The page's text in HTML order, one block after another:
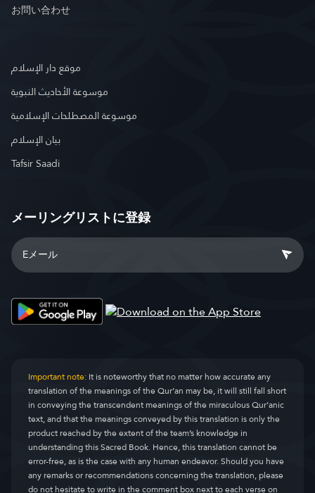
お問い合わせ
موقع دار الإسلام
موسوعة الأحاديث النبوية
موسوعة المصطلحات الإسلامية
بيان الإسلام
Tafsir Saadi
メーリングリストに登録
Important note:It is noteworthy that no matter how accurate any
translation of the meanings of the Qur’an may be, it will still fall short
in conveying the transcendent meanings of the miraculous Qur’anic
text, and that the meanings conveyed by this translation is only the
product reached by the extent of the team’s knowledge in
understanding this Sacred Book. Hence, this translation cannot be
error-free, as is the case with any human endeavor. Should you have
any remarks or recommendations concerning the translation, please
do not hesitate to write in the comment box next to each verse on